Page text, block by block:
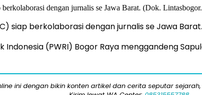
siap berkolaborasi dengan jurnalis se Jawa
Indonesia (PWRI) Bogor Raya menggandeng
ini dengan bikin konten artikel dan cerita seputar